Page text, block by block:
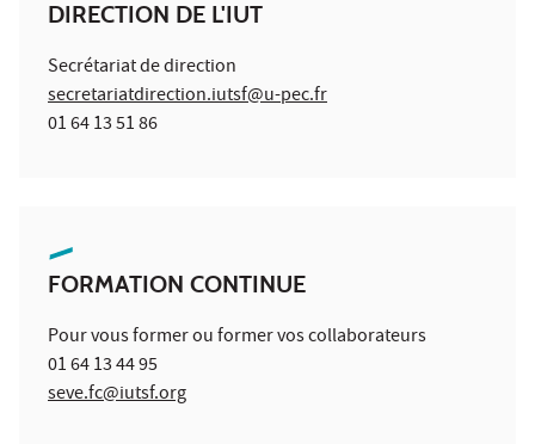
DIRECTION DE L'IUT
Secrétariat de direction
secretariatdirection.iutsf@u-pec.fr
01 64 13 51 86
FORMATION CONTINUE
Pour vous former ou former vos collaborateurs
01 64 13 44 95
seve.fc@iutsf.org